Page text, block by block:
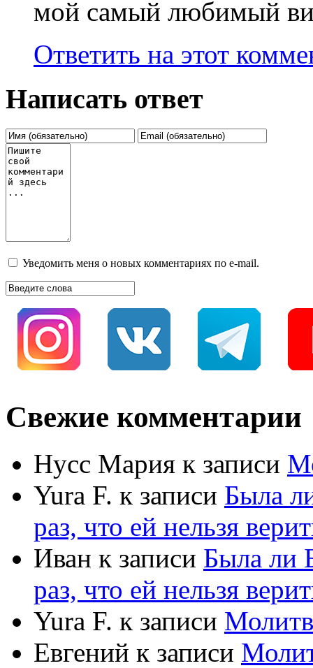
мой самый любимый
Ответить на этот
Написать ответ
Уведомить меня о новых комментариях по e-mail.
Свежие комментарии
Нусс Мария к записи
Yura F. к записи Была
раз, что ей нельзя
Иван к записи Была ли
раз, что ей нельзя
Yura F. к записи
Евгений к записи